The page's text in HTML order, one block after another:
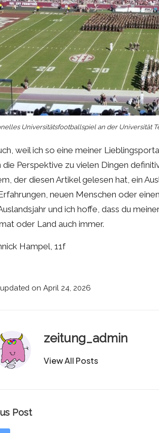
Universitätsfootballspiel an der Universität
weil ich so eine meiner
die Perspektive zu vielen Dingen
der diesen Artikel gelesen hat, ein
neuen Menschen oder
und ich hoffe, dass du
oder Land auch immer.
Hampel, 11f
on April 24, 2026
zeitung_admin
View All Posts
Post